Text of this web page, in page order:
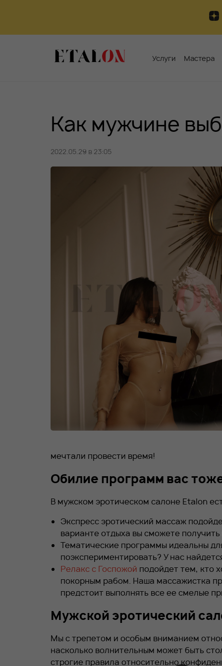
Услуги Мастера
Как мужчине
2022.05.29 в 23:05
мечтали провести время!
Обилие программ вас
В мужском эротическом салоне Etalon
Экспресс эротический массаж
варианте отдыха вы сможете
Тематические программы идеальны
поэкспериментировать? У нас
Релакс с Госпожой подойдет тем, кто
покорным рабом. Наша массажистка
предстоит выполнять все ее смелые
Мужской эротический
Мы с трепетом и особым вниманием
насколько волнительным может быть
строгие правила относительно